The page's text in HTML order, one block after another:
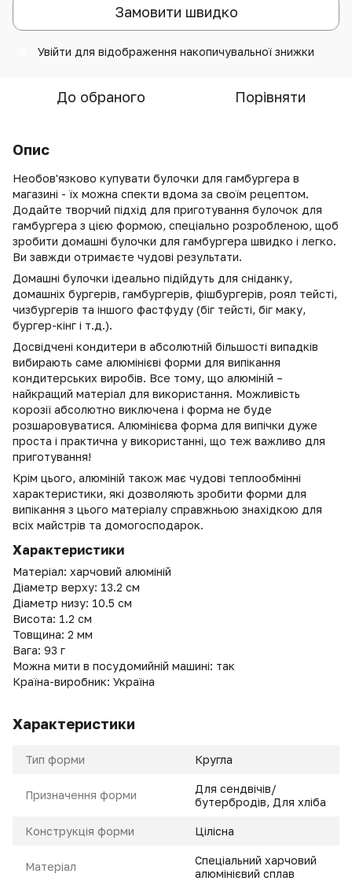
Замовити швидко
Увійти для відображення накопичувальної знижки
До обраного Порівняти
Опис
Необов'язково купувати булочки для гамбургера в
магазині - їх можна спекти вдома за своїм рецептом.
Додайте творчий підхід для приготування булочок для
гамбургера з цією формою, спеціально розробленою, щоб
зробити домашні булочки для гамбургера швидко і легко.
Ви завжди отримаєте чудові результати.
Домашні булочки ідеально підійдуть для сніданку,
домашніх бургерів, гамбургерів, фішбургерів, роял тейсті,
чизбургерів та іншого фастфуду (біг тейсті, біг маку,
бургер-кінг і т.д.).
Досвідчені кондитери в абсолютній більшості випадків
вибирають саме алюмінієві форми для випікання
кондитерських виробів. Все тому, що алюміній –
найкращий матеріал для використання. Можливість
корозії абсолютно виключена і форма не буде
розшаровуватися. Алюмінієва форма для випічки дуже
проста і практична у використанні, що теж важливо для
приготування!
Крім цього, алюміній також має чудові теплообмінні
характеристики, які дозволяють зробити форми для
випікання з цього матеріалу справжньою знахідкою для
всіх майстрів та домогосподарок.
Характеристики
Матеріал: харчовий алюміній
Діаметр верху: 13.2 см
Діаметр низу: 10.5 см
Висота: 1.2 см
Товщина: 2 мм
Вага: 93 г
Можна мити в посудомийній машині: так
Країна-виробник: Україна
Характеристики
Тип форми Кругла
Призначення форми
Для сендвічів/
бутербродів, Для хліба
Конструкція форми Цілісна
Матеріал
Спеціальний харчовий
алюмінієвий сплав